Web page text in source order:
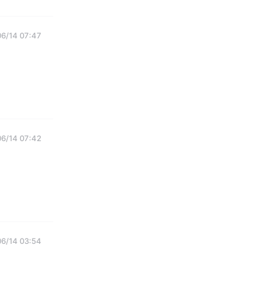
14 07:47
14 07:42
14 03:54